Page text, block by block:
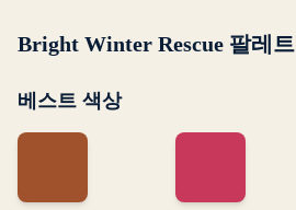
Bright Winter Rescue 팔레트
베스트 색상